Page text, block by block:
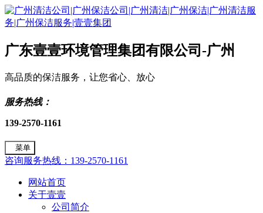
广东壹壹环境管理集团有限公司-广州
高品质的保洁服务，让您省心、放心
服务热线：
139-2570-1161
菜单
咨询服务热线：139-2570-1161
网站首页
关于壹壹
公司简介